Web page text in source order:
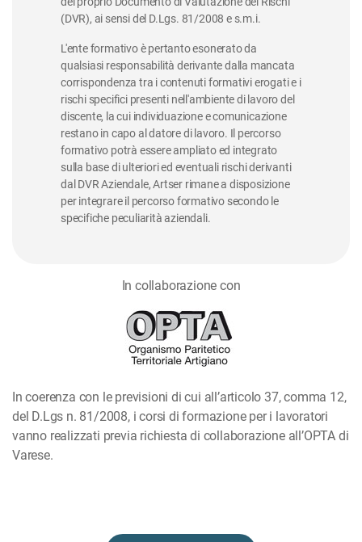
(DVR), ai sensi del D.Lgs. 81/2008 e s.m.i.
L'ente formativo è pertanto esonerato da
qualsiasi responsabilità derivante dalla mancata
corrispondenza tra i contenuti formativi erogati e i
rischi specifici presenti nell'ambiente di lavoro del
discente, la cui individuazione e comunicazione
restano in capo al datore di lavoro. Il percorso
formativo potrà essere ampliato ed integrato
sulla base di ulteriori ed eventuali rischi derivanti
dal DVR Aziendale, Artser rimane a disposizione
per integrare il percorso formativo secondo le
specifiche peculiarità aziendali.
In collaborazione con
In coerenza con le previsioni di cui all’articolo 37, comma 12,
del D.Lgs n. 81/2008, i corsi di formazione per i lavoratori
vanno realizzati previa richiesta di collaborazione all’OPTA di
Varese.